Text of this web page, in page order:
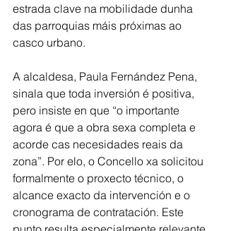
estrada clave na mobilidade dunha
das parroquias máis próximas ao
casco urbano.
A alcaldesa, Paula Fernández Pena,
sinala que toda inversión é positiva,
pero insiste en que “o importante
agora é que a obra sexa completa e
acorde cas necesidades reais da
zona”. Por elo, o Concello xa solicitou
formalmente o proxecto técnico, o
alcance exacto da intervención e o
cronograma de contratación. Este